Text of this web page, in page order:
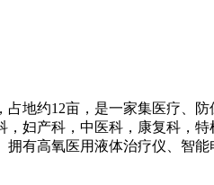
占地约12亩，是一家集医疗、
，妇产科，中医科，康复科，
有高氧医用液体治疗仪、智